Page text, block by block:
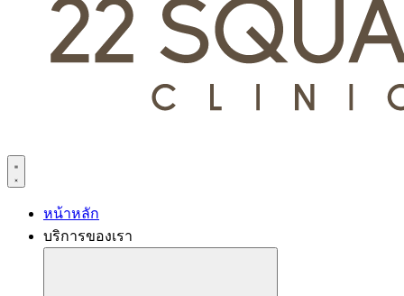
หน้าหลัก
บริการของเรา